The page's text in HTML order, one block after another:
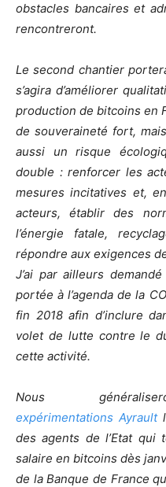
obstacles bancaires et
rencontreront.
Le second chantier
s’agira d’améliorer
production de bitcoins en
de souveraineté fort,
aussi un risque
double : renforcer les
mesures incitatives et,
acteurs, établir des
l’énergie fatale,
répondre aux exigences
J’ai par ailleurs
portée à l’agenda de la
fin 2018 afin d’inclure
volet de lutte contre le
cette activité.
Nous
expérimentations Ayrault
des agents de l’Etat
salaire en bitcoins dès
de la Banque de France